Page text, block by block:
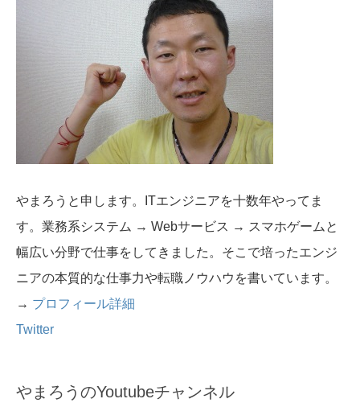
やまろうと申します。ITエンジニアを十数年やってま
す。業務系システム → Webサービス → スマホゲームと
幅広い分野で仕事をしてきました。そこで培ったエンジ
ニアの本質的な仕事力や転職ノウハウを書いています。
→ プロフィール詳細
Twitter
やまろうのYoutubeチャンネル